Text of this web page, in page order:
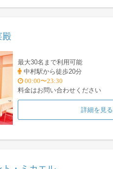
殿
最大30名まで利用可能
中村駅から徒歩20分
00:00〜23:30
料金はお問い合わせください
詳細を見る